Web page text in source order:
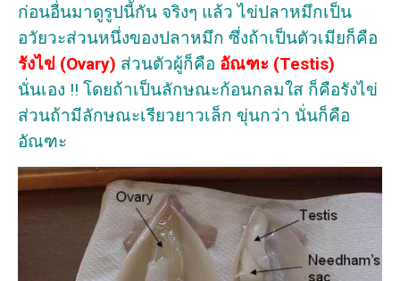
ก่อนอื่นมาดูรูปนี้กัน จริงๆ แล้ว ไข่ปลาหมึกเป็น
อวัยวะส่วนหนึ่งของปลาหมึก ซึ่งถ้าเป็นตัวเมียก็คือ
รังไข่ (Ovary) ส่วนตัวผู้ก็คือ อัณฑะ (Testis)
นั่นเอง !! โดยถ้าเป็นลักษณะก้อนกลมใส ก็คือรังไข่
ส่วนถ้ามีลักษณะเรียวยาวเล็ก ขุ่นกว่า นั่นก็คือ
อัณฑะ